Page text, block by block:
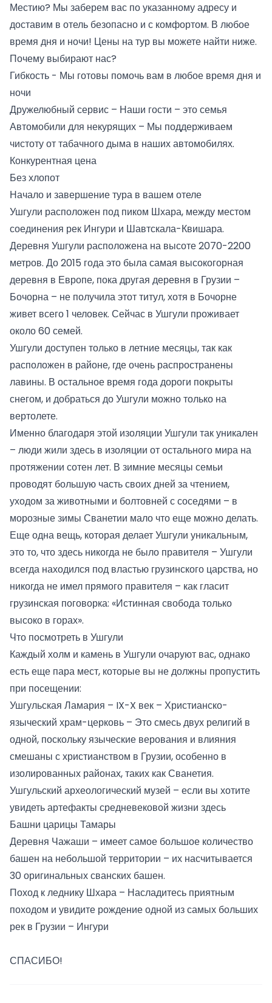
Местию? Мы заберем вас по указанному адресу и
доставим в отель безопасно и с комфортом. В любое
время дня и ночи! Цены на тур вы можете найти ниже.
Почему выбирают нас?
Гибкость - Мы готовы помочь вам в любое время дня и
ночи
Дружелюбный сервис – Наши гости – это семья
Автомобили для некурящих – Мы поддерживаем
чистоту от табачного дыма в наших автомобилях.
Конкурентная цена
Без хлопот
Начало и завершение тура в вашем отеле
Ушгули расположен под пиком Шхара, между местом
соединения рек Ингури и Шавтскала-Квишара.
Деревня Ушгули расположена на высоте 2070-2200
метров. До 2015 года это была самая высокогорная
деревня в Европе, пока другая деревня в Грузии –
Бочорна – не получила этот титул, хотя в Бочорне
живет всего 1 человек. Сейчас в Ушгули проживает
около 60 семей.
Ушгули доступен только в летние месяцы, так как
расположен в районе, где очень распространены
лавины. В остальное время года дороги покрыты
снегом, и добраться до Ушгули можно только на
вертолете.
Именно благодаря этой изоляции Ушгули так уникален
– люди жили здесь в изоляции от остального мира на
протяжении сотен лет. В зимние месяцы семьи
проводят большую часть своих дней за чтением,
уходом за животными и болтовней с соседями – в
морозные зимы Сванетии мало что еще можно делать.
Еще одна вещь, которая делает Ушгули уникальным,
это то, что здесь никогда не было правителя – Ушгули
всегда находился под властью грузинского царства, но
никогда не имел прямого правителя – как гласит
грузинская поговорка: «Истинная свобода только
высоко в горах».
Что посмотреть в Ушгули
Каждый холм и камень в Ушгули очаруют вас, однако
есть еще пара мест, которые вы не должны пропустить
при посещении:
Ушгульская Ламария – IX-X век – Христианско-
языческий храм-церковь – Это смесь двух религий в
одной, поскольку языческие верования и влияния
смешаны с христианством в Грузии, особенно в
изолированных районах, таких как Сванетия.
Ушгульский археологический музей – если вы хотите
увидеть артефакты средневековой жизни здесь
Башни царицы Тамары
Деревня Чажаши – имеет самое большое количество
башен на небольшой территории – их насчитывается
30 оригинальных сванских башен.
Поход к леднику Шхара – Насладитесь приятным
походом и увидите рождение одной из самых больших
рек в Грузии – Ингури
СПАСИБО!